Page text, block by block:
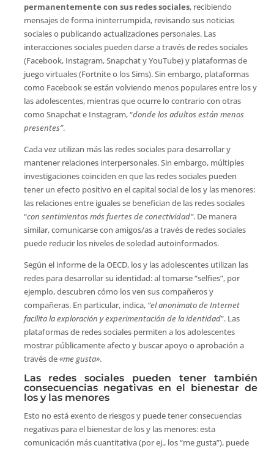
permanentemente con sus redes sociales, recibiendo
mensajes de forma ininterrumpida, revisando sus noticias
sociales o publicando actualizaciones personales. Las
interacciones sociales pueden darse a través de redes sociales
(Facebook, Instagram, Snapchat y YouTube) y plataformas de
juego virtuales (Fortnite o los Sims). Sin embargo, plataformas
como Facebook se están volviendo menos populares entre los y
las adolescentes, mientras que ocurre lo contrario con otras
como Snapchat e Instagram, “donde los adultos están menos
presentes”.
Cada vez utilizan más las redes sociales para desarrollar y
mantener relaciones interpersonales. Sin embargo, múltiples
investigaciones coinciden en que las redes sociales pueden
tener un efecto positivo en el capital social de los y las menores:
las relaciones entre iguales se benefician de las redes sociales
“con sentimientos más fuertes de conectividad”. De manera
similar, comunicarse con amigos/as a través de redes sociales
puede reducir los niveles de soledad autoinformados.
Según el informe de la OECD, los y las adolescentes utilizan las
redes para desarrollar su identidad: al tomarse “selfies”, por
ejemplo, descubren cómo los ven sus compañeros y
compañeras. En particular, indica, “el anonimato de Internet
facilita la exploración y experimentación de la identidad”. Las
plataformas de redes sociales permiten a los adolescentes
mostrar públicamente afecto y buscar apoyo o aprobación a
través de«me gusta».
Las redes sociales pueden tener también
consecuencias negativas en el bienestar de
los y las menores
Esto no está exento de riesgos y puede tener consecuencias
negativas para el bienestar de los y las menores: esta
comunicación más cuantitativa (por ej., los “me gusta”), puede